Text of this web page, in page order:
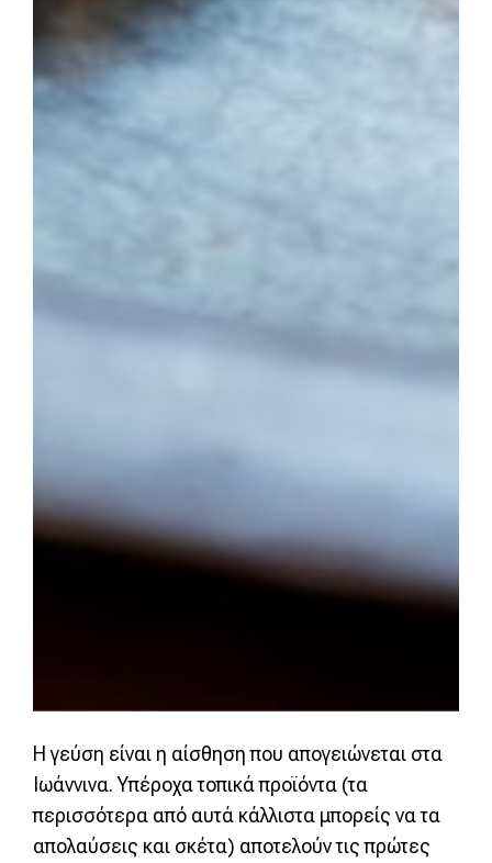
Η γεύση είναι η αίσθηση που απογειώνεται στα
Ιωάννινα. Υπέροχα τοπικά προϊόντα (τα
περισσότερα από αυτά κάλλιστα μπορείς να τα
απολαύσεις και σκέτα) αποτελούν τις πρώτες